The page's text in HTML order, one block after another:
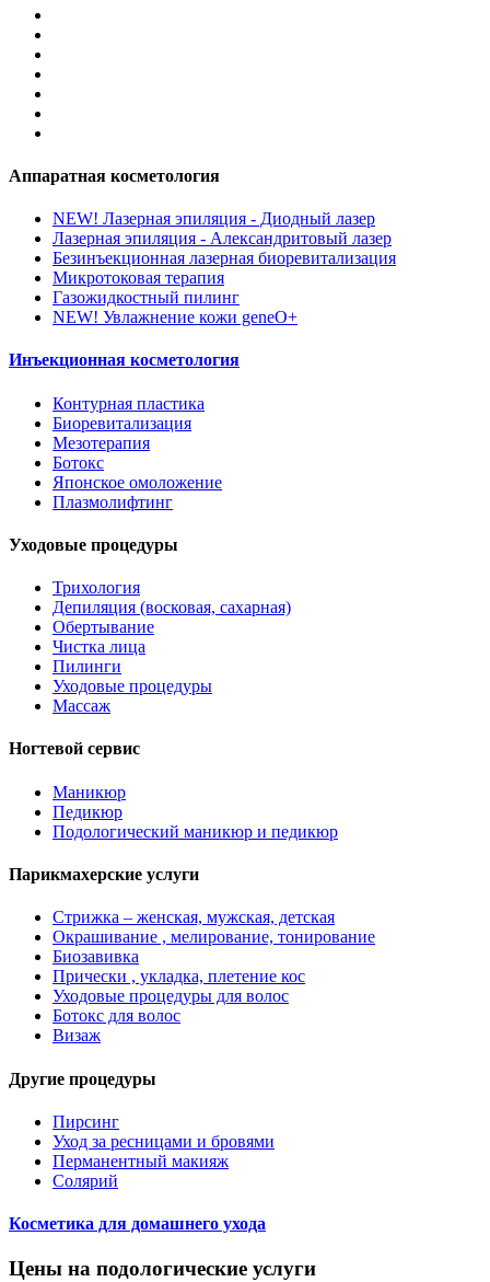
Аппаратная косметология
NEW! Лазерная эпиляция - Диодный лазер
Лазерная эпиляция - Александритовый лазер
Безинъекционная лазерная биоревитализация
Микротоковая терапия
Газожидкостный пилинг
NEW! Увлажнение кожи geneO+
Инъекционная косметология
Контурная пластика
Биоревитализация
Мезотерапия
Ботокс
Японское омоложение
Плазмолифтинг
Уходовые процедуры
Трихология
Депиляция (восковая, сахарная)
Обертывание
Чистка лица
Пилинги
Уходовые процедуры
Массаж
Ногтевой сервис
Маникюр
Педикюр
Подологический маникюр и педикюр
Парикмахерские услуги
Стрижка – женская, мужская, детская
Окрашивание , мелирование, тонирование
Биозавивка
Прически , укладка, плетение кос
Уходовые процедуры для волос
Ботокс для волос
Визаж
Другие процедуры
Пирсинг
Уход за ресницами и бровями
Перманентный макияж
Солярий
Косметика для домашнего ухода
Цены на подологические услуги